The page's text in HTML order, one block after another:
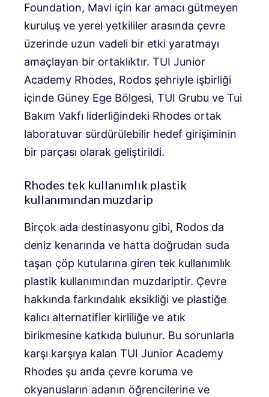
Foundation, Mavi için kar amacı gütmeyen
kuruluş ve yerel yetkililer arasında çevre
üzerinde uzun vadeli bir etki yaratmayı
amaçlayan bir ortaklıktır. TUI Junior
Academy Rhodes, Rodos şehriyle işbirliği
içinde Güney Ege Bölgesi, TUI Grubu ve Tui
Bakım Vakfı liderliğindeki Rhodes ortak
laboratuvar sürdürülebilir hedef girişiminin
bir parçası olarak geliştirildi.
Rhodes tek kullanımlık plastik
kullanımından muzdarip
Birçok ada destinasyonu gibi, Rodos da
deniz kenarında ve hatta doğrudan suda
taşan çöp kutularına giren tek kullanımlık
plastik kullanımından muzdariptir. Çevre
hakkında farkındalık eksikliği ve plastiğe
kalıcı alternatifler kirliliğe ve atık
birikmesine katkıda bulunur. Bu sorunlarla
karşı karşıya kalan TUI Junior Academy
Rhodes şu anda çevre koruma ve
okyanusların adanın öğrencilerine ve